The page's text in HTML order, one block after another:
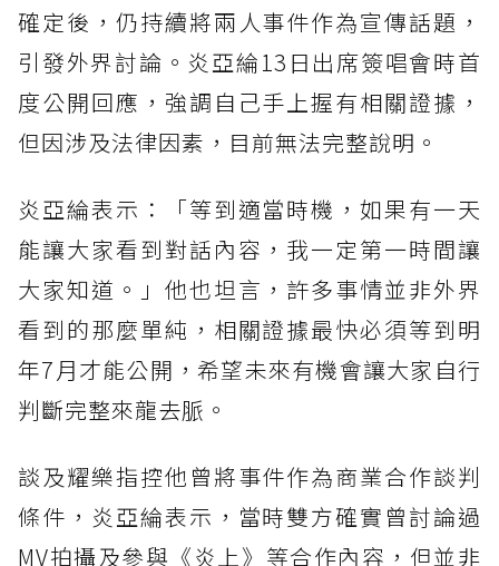
確定後，仍持續將兩人事件作為宣傳話題，
引發外界討論。炎亞綸13日出席簽唱會時首
度公開回應，強調自己手上握有相關證據，
但因涉及法律因素，目前無法完整說明。
炎亞綸表示：「等到適當時機，如果有一天
能讓大家看到對話內容，我一定第一時間讓
大家知道。」他也坦言，許多事情並非外界
看到的那麼單純，相關證據最快必須等到明
年7月才能公開，希望未來有機會讓大家自行
判斷完整來龍去脈。
談及耀樂指控他曾將事件作為商業合作談判
條件，炎亞綸表示，當時雙方確實曾討論過
MV拍攝及參與《炎上》等合作內容，但並非